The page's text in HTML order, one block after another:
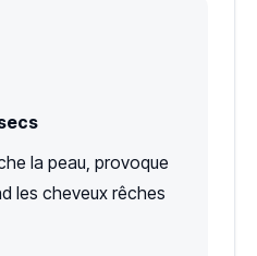
la peau, provoque
les cheveux rêches